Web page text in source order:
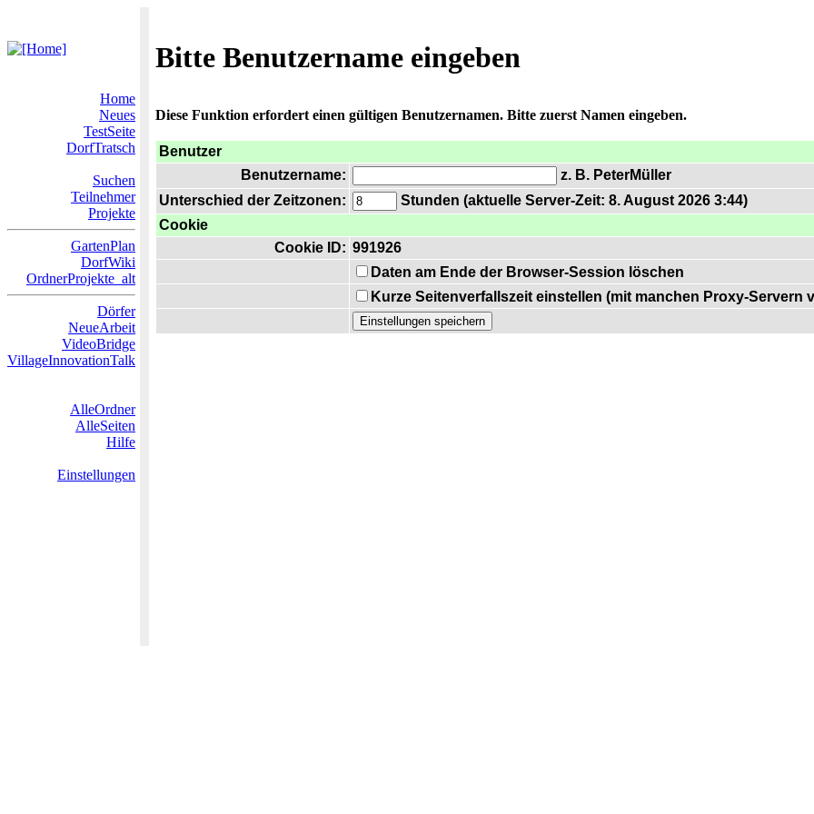
Bitte Benutzername eingeben
Home
Neues
TestSeite
DorfTratsch
Suchen
Teilnehmer
Projekte
GartenPlan
DorfWiki
OrdnerProjekte_alt
Dörfer
NeueArbeit
VideoBridge
VillageInnovationTalk
AlleOrdner
AlleSeiten
Hilfe
Einstellungen
Diese Funktion erfordert einen gültigen Benutzernamen. Bitte zuerst Namen eingeben.
Benutzer
Benutzername:
z. B. PeterMüller
Unterschied der Zeitzonen:
Stunden (aktuelle Server-Zeit: 8. August 2026 3:44)
Cookie
Cookie ID: 991926
Daten am Ende der Browser-Session löschen
Kurze Seitenverfallszeit einstellen (mit manchen Proxy-Servern